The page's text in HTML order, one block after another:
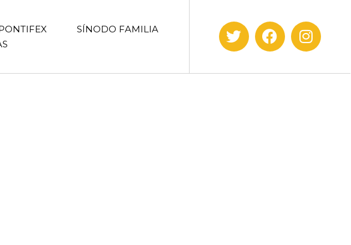
SÍNODO FAMILIA